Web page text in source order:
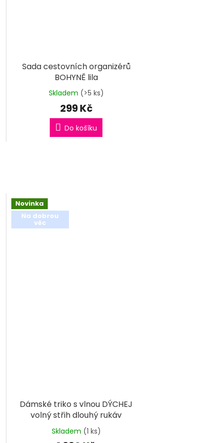
Sada cestovních organizérů
BOHYNĚ lila
Skladem (>5 ks)
299 Kč
Do košíku
Novinka
Na dobrou
věc
Dámské triko s vlnou DÝCHEJ
volný střih dlouhý rukáv
Skladem (1 ks)